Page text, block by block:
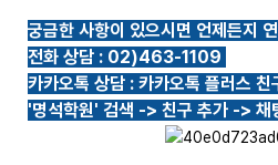
궁금한 사항이 있으시면 언제든지
전화 상담 : 02)463-1109
카카오톡 상담 : 카카오톡 플러스 친
'명석학원' 검색 -> 친구 추가 -> 채